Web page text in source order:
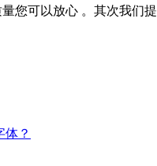
您可以放心 。其次我们
体？